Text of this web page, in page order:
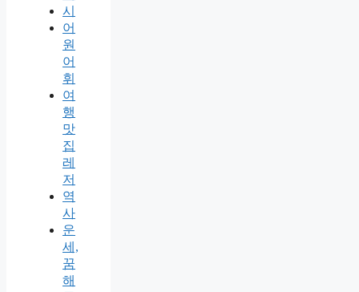
시
어
원
어
휘
여
행
맛
집
레
저
역
사
운
세,
꿈
해